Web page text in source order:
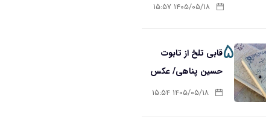
۱۴۰۵/۰۵/۱۸ ۱۵:۵۷
۵قابی تلخ از تابوت
حسین پناهی/ عکس
۱۴۰۵/۰۵/۱۸ ۱۵:۵۴